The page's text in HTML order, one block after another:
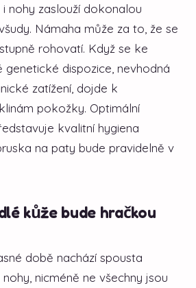
nohy zaslouží dokonalou
Námaha může za to, že se
rohovatí. Když se ke
genetické dispozice, nevhodná
zatížení, dojde k
pokožky. Optimální
kvalitní hygiena
na paty bude pravidelně v
kůže bude hračkou
době nachází spousta
nicméně ne všechny jsou